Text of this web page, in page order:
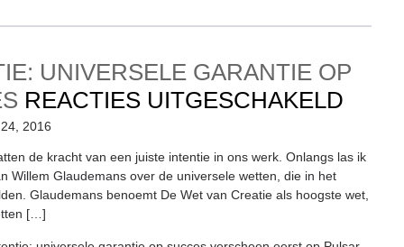
UNIVERSELE GARANTIE OP
REACTIES UITGESCHAKELD
2016
de kracht van een juiste intentie in ons werk. Onlangs las ik
Willem Glaudemans over de universele wetten, die in het
Glaudemans benoemt De Wet van Creatie als hoogste wet,
[…]